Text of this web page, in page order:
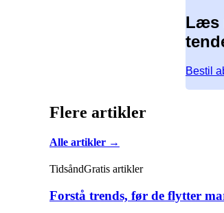
Læs
Bestil
Flere artikler
Alle artikler →
TidsåndGratis artikler
Forstå trends, før de flytter